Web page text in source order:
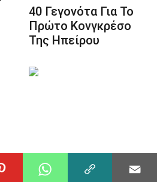
40 Γεγονότα Για Το
Πρώτο Κονγκρέσο
Της Ηπείρου